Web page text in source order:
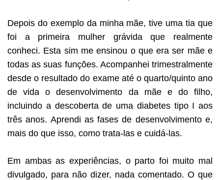
Depois do exemplo da minha mãe, tive uma tia que
foi a primeira mulher grávida que realmente
conheci. Esta sim me ensinou o que era ser mãe e
todas as suas funções. Acompanhei trimestralmente
desde o resultado do exame até o quarto/quinto ano
de vida o desenvolvimento da mãe e do filho,
incluindo a descoberta de uma diabetes tipo I aos
três anos. Aprendi as fases de desenvolvimento e,
mais do que isso, como trata-las e cuidá-las.
Em ambas as experiências, o parto foi muito mal
divulgado, para não dizer, nada comentado. O que